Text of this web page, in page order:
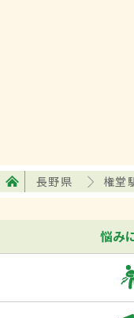
長野県 権堂
悩み